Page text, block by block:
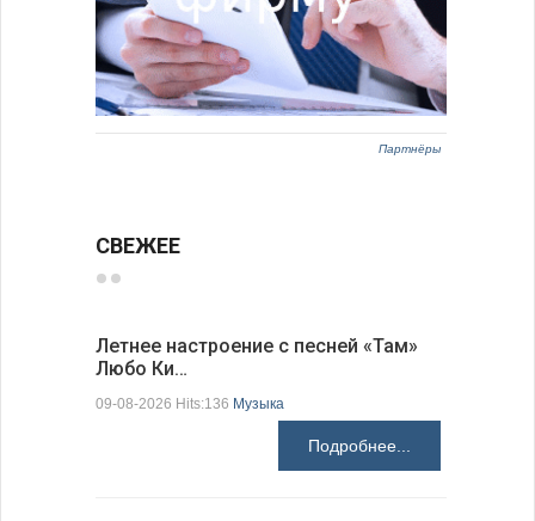
Партнёры
СВЕЖЕЕ
Летнее настроение с песней «Там»
Любо Ки…
09-08-2026 Hits:136 Музыка
Подробнее...